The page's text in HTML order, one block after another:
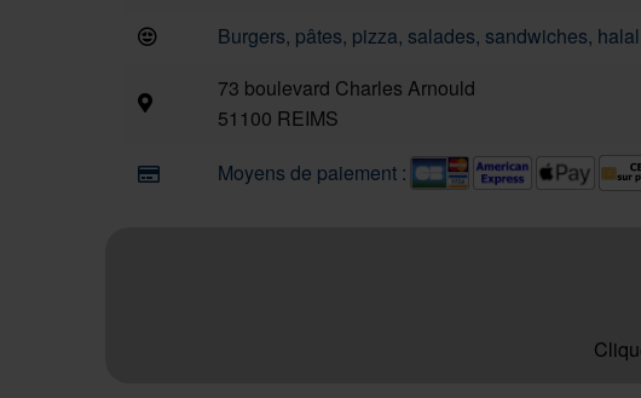
Burgers, pâtes, pizza, salades, sandwiches,
73 boulevard Charles Arnould
51100 REIMS
Moyens de paiement :